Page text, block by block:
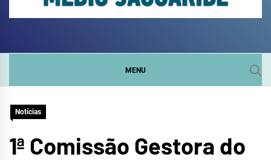
HIDROGRÁFICA DO
MÉDIO JAGUARIBE
MENU
Notícias
1ª Comissão Gestora do